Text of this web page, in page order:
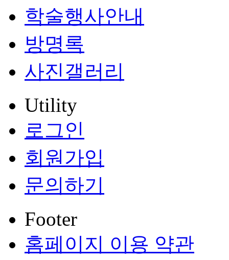
학술행사안내
방명록
사진갤러리
Utility
로그인
회원가입
문의하기
Footer
홈페이지 이용 약관